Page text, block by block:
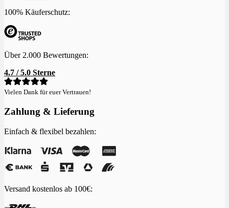
100% Käuferschutz:
Über 2.000 Bewertungen:
4.7 / 5.0 Sterne
Vielen Dank für euer Vertrauen!
Zahlung & Lieferung
Einfach & flexibel bezahlen:
Versand kostenlos ab 100€: